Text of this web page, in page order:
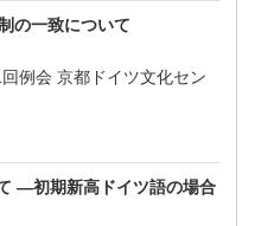
の一致について
例会 京都ドイツ文化セン
―初期新高ドイツ語の場合